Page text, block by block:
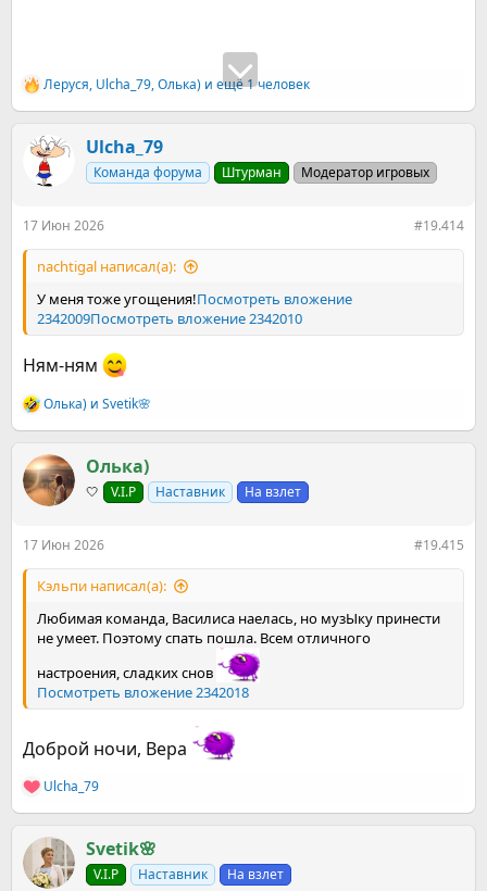
Р
е
Леруся, Ulcha_79,Олька) и ещё 1 человек
Ulcha_79
Команда форума Штурман Модератор игровых
17 Июн 2026 #19.414
nachtigal написал(а):
У меня тоже угощения!Посмотреть вложение
2342009Посмотреть вложение 2342010
Ням-ням
Р
е
к
ц
и
Олька) и Svetik🌸
Олька)
🤍 V.I.P Наставник На взлет
17 Июн 2026 #19.415
Кэльпи написал(а):
Любимая команда, Василиса наелась, но музЫку принести
не умеет. Поэтому спать пошла. Всем отличного
настроения, сладких снов
Посмотреть вложение 2342018
Доброй ночи, Вера
Р
е
к
ц
и
Ulcha_79
Svetik🌸
V.I.P Наставник На взлет